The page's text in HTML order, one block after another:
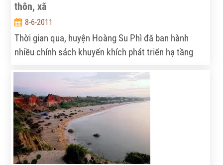
thôn, xã
8-6-2011
Thời gian qua, huyện Hoàng Su Phì đã ban hành
nhiều chính sách khuyến khích phát triển hạ tầng